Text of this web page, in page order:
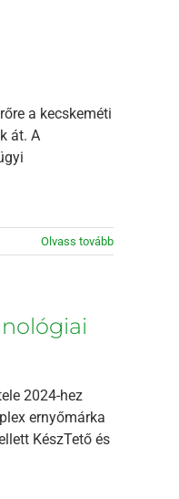
a kecskeméti
át. A
Olvass tovább
2024-hez
ernyőmárka
KészTető és